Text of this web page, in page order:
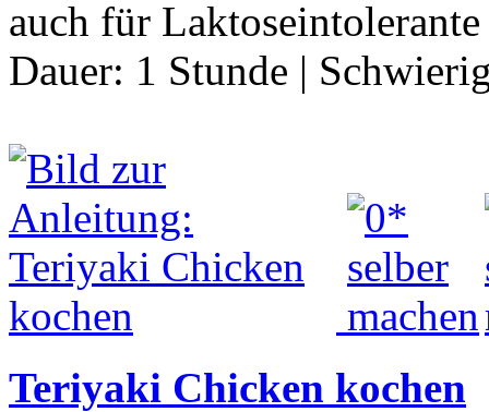
auch für
Dauer: 1 Stunde |
Teriyaki Chicken kochen